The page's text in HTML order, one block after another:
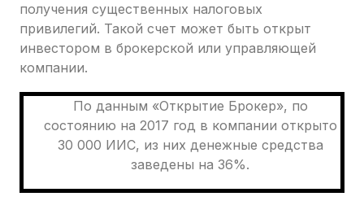
получения существенных налоговых
привилегий. Такой счет может быть открыт
инвестором в брокерской или управляющей
компании.
По данным «Открытие Брокер», по
состоянию на 2017 год в компании открыто
30 000 ИИС, из них денежные средства
заведены на 36%.